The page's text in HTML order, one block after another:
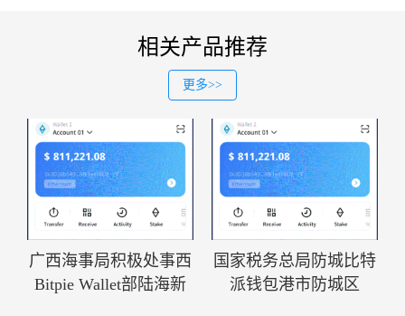
相关产品推荐
更多>>
广西海事局积极处事西
Bitpie Wallet部陆海新
国家税务总局防城比特
派钱包港市防城区